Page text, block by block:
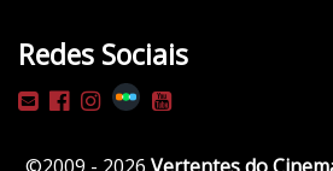
Redes Sociais
©2009 - 2026 Vertentes do